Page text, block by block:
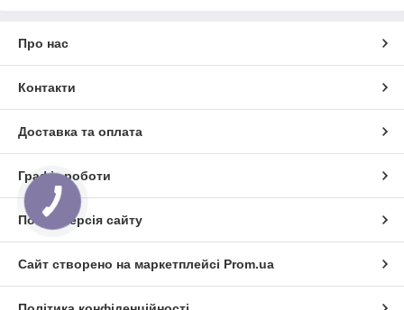
Про нас
Контакти
Доставка та оплата
Графік роботи
Повна версія сайту
Сайт створено на маркетплейсі Prom.ua